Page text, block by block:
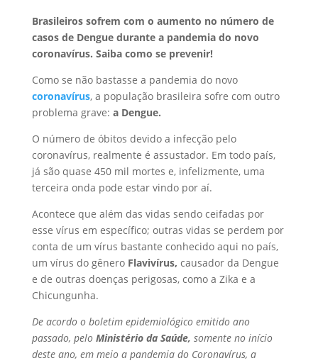
Brasileiros sofrem com o aumento no número de
casos de Dengue durante a pandemia do novo
coronavírus. Saiba como se prevenir!
Como se não bastasse a pandemia do novo
coronavírus, a população brasileira sofre com outro
problema grave: a Dengue.
O número de óbitos devido a infecção pelo
coronavírus, realmente é assustador. Em todo país,
já são quase 450 mil mortes e, infelizmente, uma
terceira onda pode estar vindo por aí.
Acontece que além das vidas sendo ceifadas por
esse vírus em específico; outras vidas se perdem por
conta de um vírus bastante conhecido aqui no país,
um vírus do gênero Flavivírus, causador da Dengue
e de outras doenças perigosas, como a Zika e a
Chicungunha.
De acordo o boletim epidemiológico emitido ano
passado, pelo Ministério da Saúde, somente no início
deste ano, em meio a pandemia do Coronavírus, a